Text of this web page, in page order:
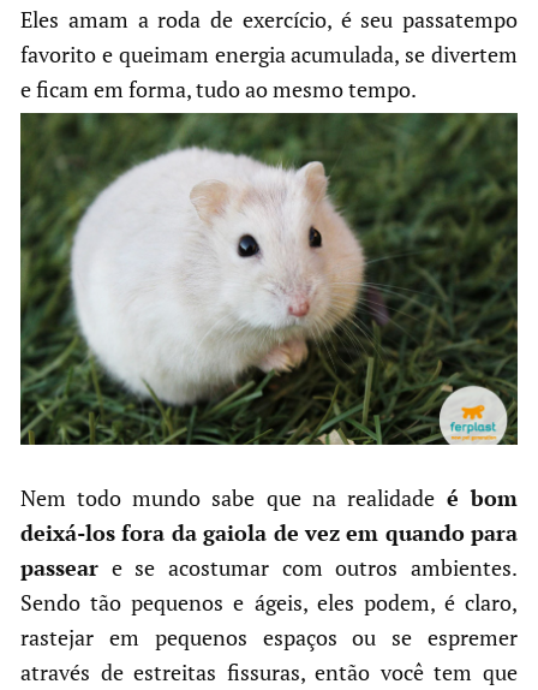
Eles amam a roda de exercício, é seu passatempo
favorito e queimam energia acumulada, se divertem
e ficam em forma, tudo ao mesmo tempo.
Nem todo mundo sabe que na realidadeé bom
deixá-los fora da gaiola de vez em quando para
passear e se acostumar com outros ambientes.
Sendo tão pequenos e ágeis, eles podem, é claro,
rastejar em pequenos espaços ou se espremer
através de estreitas fissuras, então você tem que